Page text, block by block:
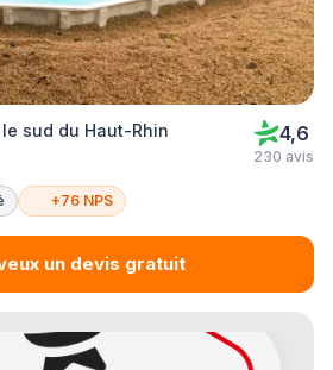
sud du Haut-Rhin 4,6
230 avis
+76 NPS
un devis gratuit